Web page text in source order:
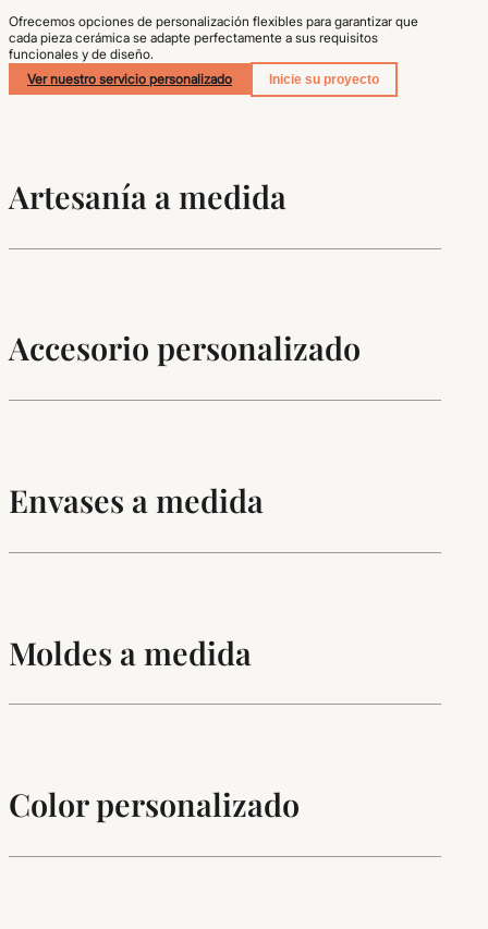
Ofrecemos opciones de personalización flexibles para garantizar que
cada pieza cerámica se adapte perfectamente a sus requisitos
funcionales y de diseño.
Ver nuestro servicio personalizado
Inicie su proyecto
Artesanía a medida
Accesorio personalizado
Envases a medida
Moldes a medida
Color personalizado